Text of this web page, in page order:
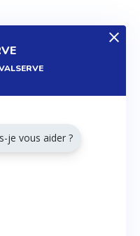
je vous aider ?